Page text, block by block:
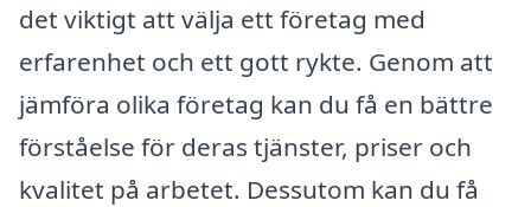
det viktigt att välja ett företag med
erfarenhet och ett gott rykte. Genom att
jämföra olika företag kan du få en bättre
förståelse för deras tjänster, priser och
kvalitet på arbetet. Dessutom kan du få